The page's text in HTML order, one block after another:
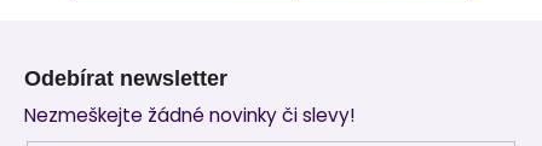
Odebírat newsletter
Nezmeškejte žádné novinky či slevy!